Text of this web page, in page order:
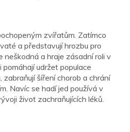
zvířatům. Zatímco
a představují hrozbu pro
neškodná a hraje zásadní roli v
udržet populace
šíření chorob a chrání
Navíc se hadí jed používá v
život zachraňujících léků.